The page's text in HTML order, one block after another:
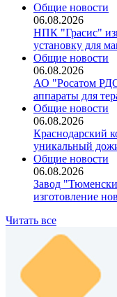
Общие новости
06.08.2026
НПК "Грасис"
установку для
Общие новости
06.08.2026
АО "Росатом
аппараты для
Общие новости
06.08.2026
Краснодарский
уникальный
Общие новости
06.08.2026
Завод
изготовление
Читать все